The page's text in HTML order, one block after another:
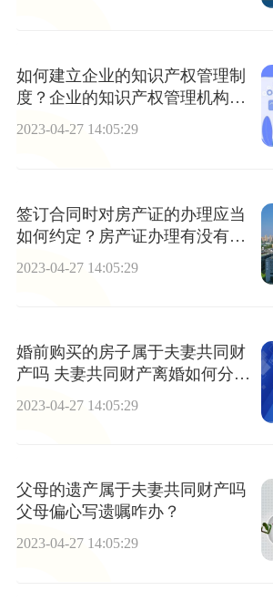
如何建立企业的知识产权管理制
度？企业的知识产权管理机构如
何设置？
2023-04-27 14:05:29
签订合同时对房产证的办理应当
如何约定？房产证办理有没有时
2023-04-27 14:05:29
婚前购买的房子属于夫妻共同财
产吗 夫妻共同财产离婚如何分
2023-04-27 14:05:29
父母的遗产属于夫妻共同财产吗
父母偏心写遗嘱咋办？
2023-04-27 14:05:29